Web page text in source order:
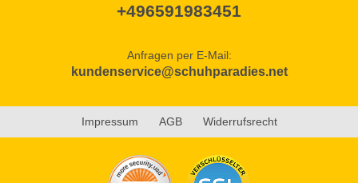
+496591983451
Anfragen per E-Mail:
kundenservice@schuhparadies.net
Impressum AGB Widerrufsrecht